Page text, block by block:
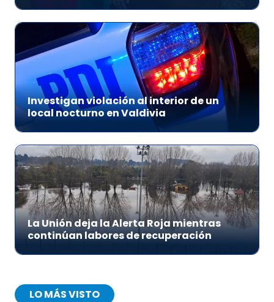
Investigan violación al interior de un
local nocturno en Valdivia
La Unión deja la Alerta Roja mientras
continúan labores de recuperación
LO MÁS VISTO